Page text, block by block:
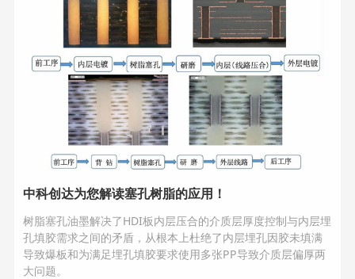
中科创达为您解读塞孔树脂的应用！
树脂塞孔油墨解决了HDI板内层压合的介质层厚度控制与内层埋
孔填胶需求之间的矛盾，从根本上杜绝了内层埋孔因胶未填满
导致爆板和为满足埋孔填胶要求使用多张PP导致介质层偏厚两
大问题。